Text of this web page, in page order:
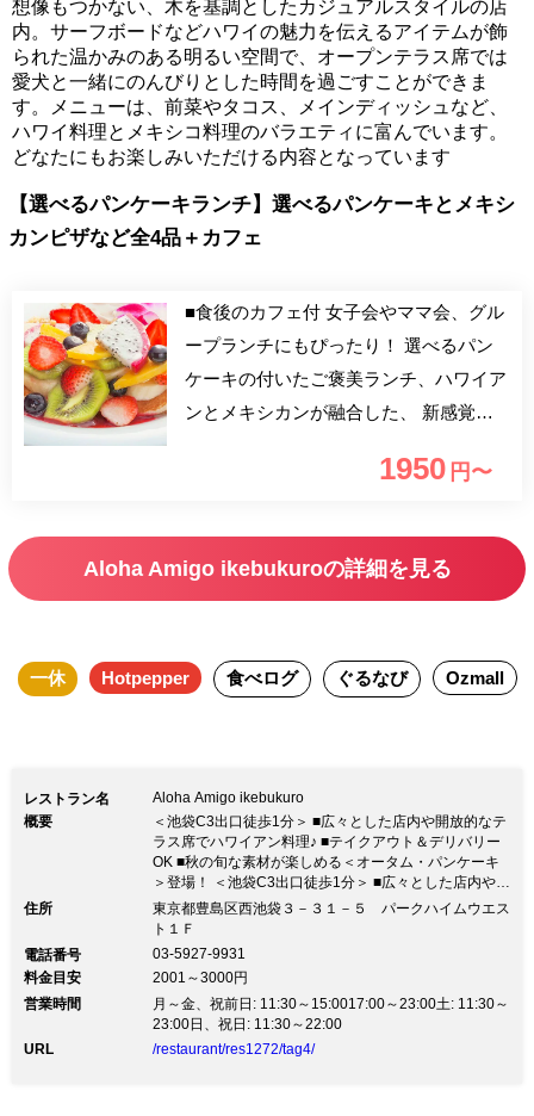
想像もつかない、木を基調としたカジュアルスタイルの店
内。サーフボードなどハワイの魅力を伝えるアイテムが飾
られた温かみのある明るい空間で、オープンテラス席では
愛犬と一緒にのんびりとした時間を過ごすことができま
す。メニューは、前菜やタコス、メインディッシュなど、
ハワイ料理とメキシコ料理のバラエティに富んでいます。
どなたにもお楽しみいただける内容となっています
【選べるパンケーキランチ】選べるパンケーキとメキシ
カンピザなど全4品＋カフェ
■食後のカフェ付 女子会やママ会、グル
ープランチにもぴったり！ 選べるパン
ケーキの付いたご褒美ランチ、ハワイア
ンとメキシカンが融合した、 新感覚な
駅 … 西口 徒歩5分
1950 円〜
Aloha Amigo ikebukuroの詳細を見る
一休 Hotpepper 食べログ ぐるなび Ozmall
レストラン名
Aloha Amigo ikebukuro
概要
＜池袋C3出口徒歩1分＞ ■広々とした店内や開放的なテ
ラス席でハワイアン料理♪ ■テイクアウト＆デリバリー
OK ■秋の旬な素材が楽しめる＜オータム・パンケーキ
＞登場！ ＜池袋C3出口徒歩1分＞ ■広々とした店内や開
放的なテラス席でハワイアン料理♪ ■テイクアウト＆デ
リバリーOK ■秋の旬な素材が楽しめる＜オータム・パ
等により当面の間、 営業時間：11時30分～22時
（21:15LO）となります。 ※10月以降は、close時間が
23：00となります。 お客様にはご迷惑をおかけ致しま
すが、ご理解頂きますよう何卒宜しくお願い申し上げま
す。 ◆＜11月30日(月)まで！オータム・パンケーキフ
住所
東京都豊島区西池袋３－３１－５ パークハイムウエス
ト１Ｆ
電話番号
03-5927-9931
料金目安
2001～3000円
営業時間
月～金、祝前日: 11:30～15:0017:00～23:00土: 11:30～
23:00日、祝日: 11:30～22:00
URL
/restaurant/res1272/tag4/